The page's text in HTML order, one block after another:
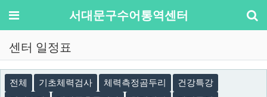
메뉴 서대문구수어통역센터
센터 일정표
전체 기초체력검사 체력측정곰두리
건강특강